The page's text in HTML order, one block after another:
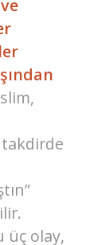
takdirde
üç olay,